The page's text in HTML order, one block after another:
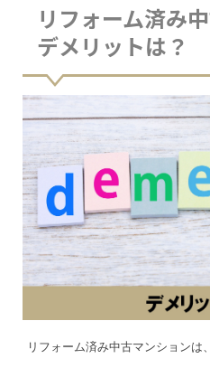
リフォーム済み
デメリットは？
リフォーム済み中古マンションは